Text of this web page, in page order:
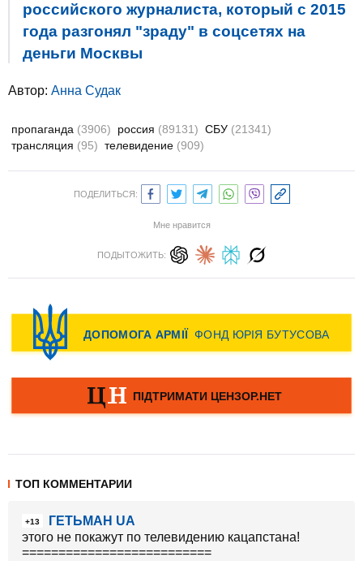
российского журналиста, который с 2015
года разгонял "зраду" в соцсетях на
деньги Москвы
Автор: Анна Судак
пропаганда (3906) россия (89131) СБУ (21341)
трансляция (95) телевидение (909)
ПОДЕЛИТЬСЯ:
Мне нравится
ПОДЫТОЖИТЬ:
ТОП КОММЕНТАРИИ
+13
ГЕТЬМАН UA
этого не покажут по телевидению кацапстана!
==========================